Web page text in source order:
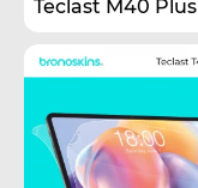
Teclast M40 Plus